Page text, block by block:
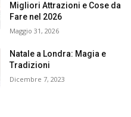
Migliori Attrazioni e Cose da
Fare nel 2026
Maggio 31, 2026
Natale a Londra: Magia e
Tradizioni
Dicembre 7, 2023